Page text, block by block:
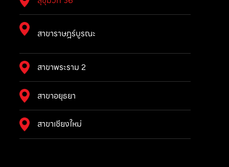
สาขาราษฎร์บูรณะ
สาขาพระราม 2
สาขาอยุธยา
สาขาเชียงใหม่